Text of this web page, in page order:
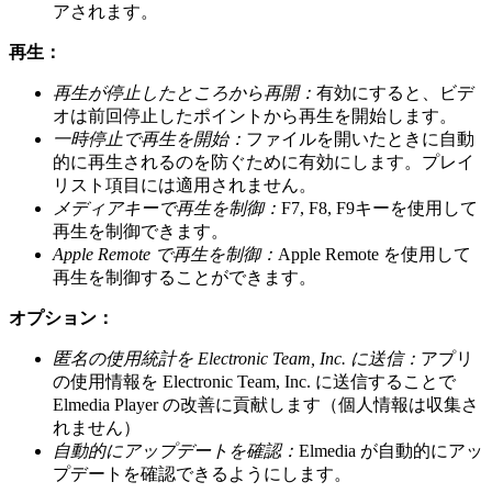
アされます。
再生：
再生が停止したところから再開： 有効にすると、ビデ
オは前回停止したポイントから再生を開始します。
一時停止で再生を開始： ファイルを開いたときに自動
的に再生されるのを防ぐために有効にします。プレイ
リスト項目には適用されません。
メディアキーで再生を制御： F7, F8, F9キーを使用して
再生を制御できます。
Apple Remote で再生を制御： Apple Remote を使用して
再生を制御することができます。
オプション：
匿名の使用統計を Electronic Team, Inc. に送信： アプリ
の使用情報を Electronic Team, Inc. に送信することで
Elmedia Player の改善に貢献します（個人情報は収集さ
れません）
自動的にアップデートを確認： Elmedia が自動的にアッ
プデートを確認できるようにします。